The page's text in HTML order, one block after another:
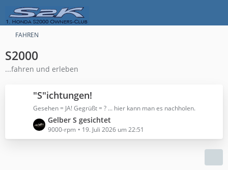
FAHREN
S2000
...fahren und erleben
"S"ichtungen!
Gesehen = JA! Gegrüßt = ? ... hier kann man es nachholen.
L
e
t
Gelber S gesichtet
9000-rpm 19. Juli 2026 um 22:51